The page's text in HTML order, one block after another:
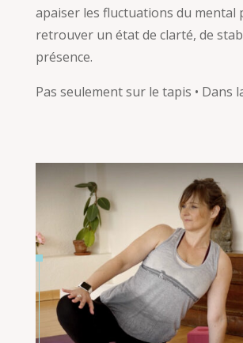
apaiser les fluctuations du mental
retrouver un état de clarté, de
présence.
Pas seulement sur le tapis • Dans